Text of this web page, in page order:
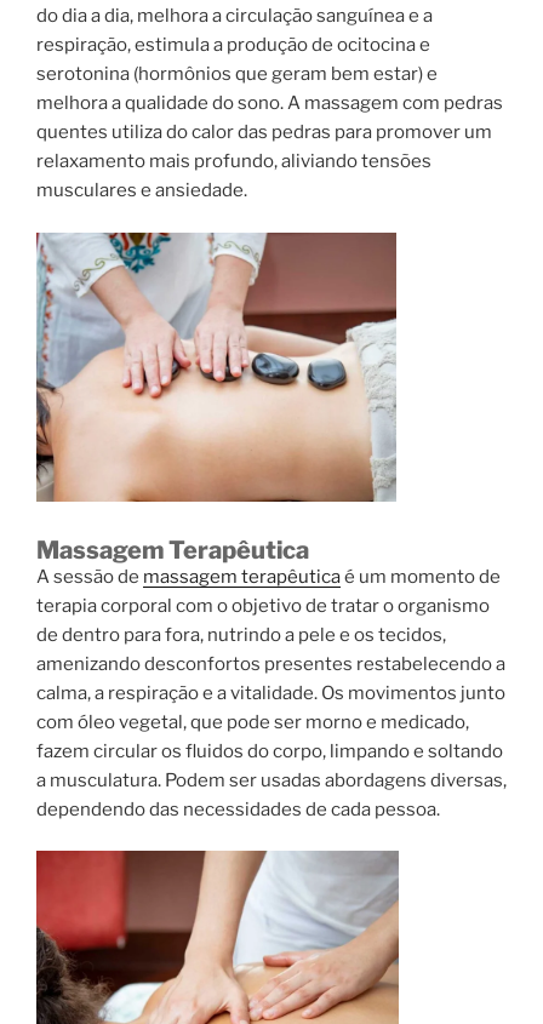
do dia a dia, melhora a circulação sanguínea e a
respiração, estimula a produção de ocitocina e
serotonina (hormônios que geram bem estar) e
melhora a qualidade do sono. A massagem com pedras
quentes utiliza do calor das pedras para promover um
relaxamento mais profundo, aliviando tensões
musculares e ansiedade.
Massagem Terapêutica
A sessão de massagem terapêuticaé um momento de
terapia corporal com o objetivo de tratar o organismo
de dentro para fora, nutrindo a pele e os tecidos,
amenizando desconfortos presentes restabelecendo a
calma, a respiração e a vitalidade. Os movimentos junto
com óleo vegetal, que pode ser morno e medicado,
fazem circular os fluidos do corpo, limpando e soltando
a musculatura. Podem ser usadas abordagens diversas,
dependendo das necessidades de cada pessoa.